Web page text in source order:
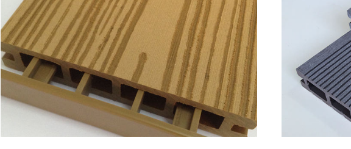
材
質
露
台
木
板
進
多
化
的
利
弊